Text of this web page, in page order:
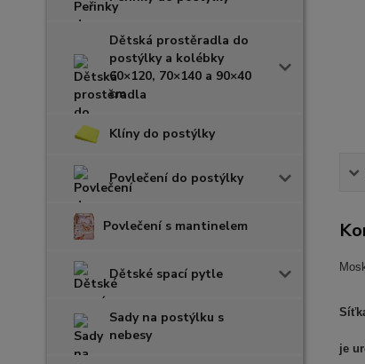
Dětská prostěradla do
postýlky a kolébky
60×120, 70×140 a 90×40
cm
Klíny do postýlky
Povlečení do postýlky
Povlečení s mantinelem
Dětské spací pytle
Sady na postýlku s
nebesy
je